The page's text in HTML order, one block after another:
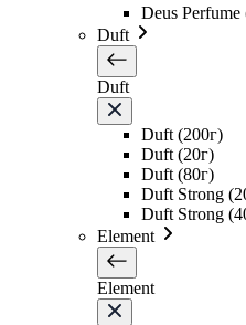
Deus Perfume
Duft
Duft
Duft (200г)
Duft (20г)
Duft (80г)
Duft Strong
Duft Strong
Element
Element